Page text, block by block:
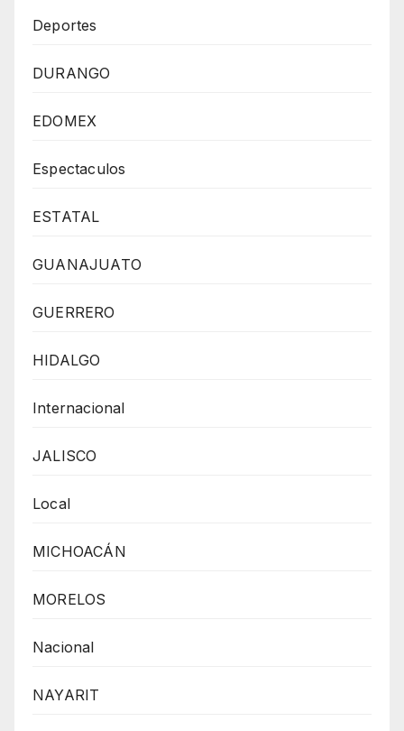
Deportes
DURANGO
EDOMEX
Espectaculos
ESTATAL
GUANAJUATO
GUERRERO
HIDALGO
Internacional
JALISCO
Local
MICHOACÁN
MORELOS
Nacional
NAYARIT